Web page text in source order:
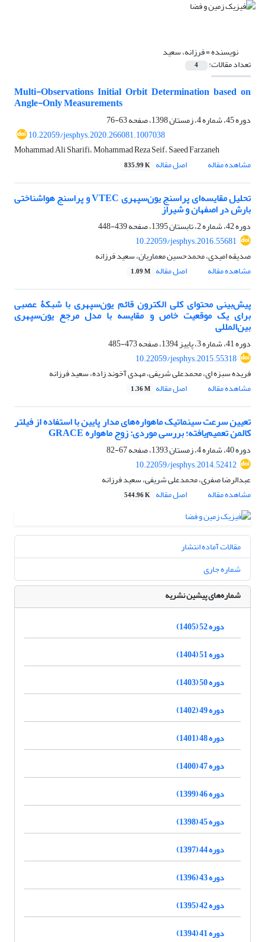
نویسنده =فرزانه، سعید
تعداد مقالات: 4
Multi-Observations Initial Orbit Determination based on
Angle-Only Measurements
دوره 45، شماره 4، زمستان 1398، صفحه
63-76
10.22059/jesphys.2020.266081.1007038
Mohammad Ali Sharifi، Mohammad Reza Seif، Saeed Farzaneh
مشاهده مقاله
اصل مقاله 835.99 K
تحلیل مقایسه‌‌ای پراسنج یون‌سپهری VTEC و پراسنج هواشناختی
بارش در اصفهان و شیراز
دوره 42، شماره 2، تابستان 1395، صفحه
439-448
10.22059/jesphys.2016.55681
صدیقه امیدی، محمدحسین معماریان، سعید فرزانه
مشاهده مقاله
اصل مقاله 1.09 M
پیش‌بینی محتوای کلی الکترون قائم یون‌سپهری با شبکۀ عصبی
برای یک موقعیت ‌خاص و مقایسه با مدل مرجع یون‌سپهری
بین‌المللی
دوره 41، شماره 3، پاییز 1394، صفحه
473-485
10.22059/jesphys.2015.55318
فریده سبزه ای، محمدعلی شریفی، مهدی آخوند زاده، سعید فرزانه
مشاهده مقاله
اصل مقاله 1.36 M
تعیین سرعت سینماتیک ماهواره‌های مدار پایین با استفاده از فیلتر
کالمن تعمیم‌یافته؛ بررسی موردی: زوج ماهواره GRACE
دوره 40، شماره 4، زمستان 1393، صفحه
67-82
10.22059/jesphys.2014.52412
عبدالرضا صفری، محمدعلی شریفی، سعید فرزانه
مشاهده مقاله
اصل مقاله 544.96 K
مقالات آماده انتشار
شماره جاری
شماره‌های پیشین نشریه
دوره 52 (1405)
دوره 51 (1404)
دوره 50 (1403)
دوره 49 (1402)
دوره 48 (1401)
دوره 47 (1400)
دوره 46 (1399)
دوره 45 (1398)
دوره 44 (1397)
دوره 43 (1396)
دوره 42 (1395)
دوره 41 (1394)